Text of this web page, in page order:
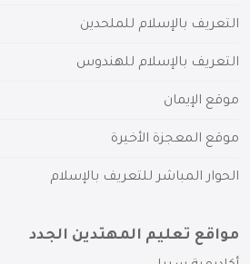
التعريف بالإسلام للملحدين
التعريف بالإسلام للهندوس
موقع الإيمان
موقع المعجزة الأخيرة
الحوار المباشر للتعريف بالإسلام
مواقع تعليم المهتدين الجدد